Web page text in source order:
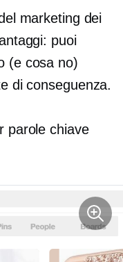
marketing dei
puoi
(e cosa no)
di conseguenza.
parole chiave